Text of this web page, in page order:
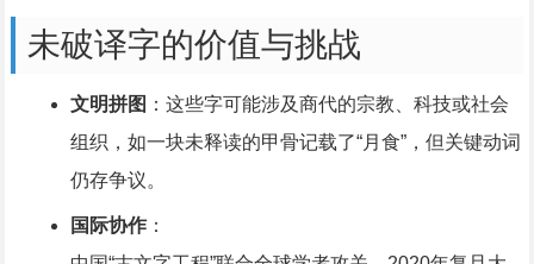
未破译字的价值与挑战
文明拼图 ：这些字可能涉及商代的宗教、科技或社会
组织，如一块未释读的甲骨记载了“月食”，但关键动词
仍存争议。
国际协作：